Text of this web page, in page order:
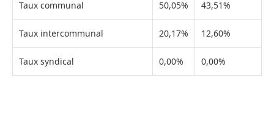
Taux communal 50,05% 43,51%
Taux intercommunal 20,17% 12,60%
Taux syndical 0,00% 0,00%